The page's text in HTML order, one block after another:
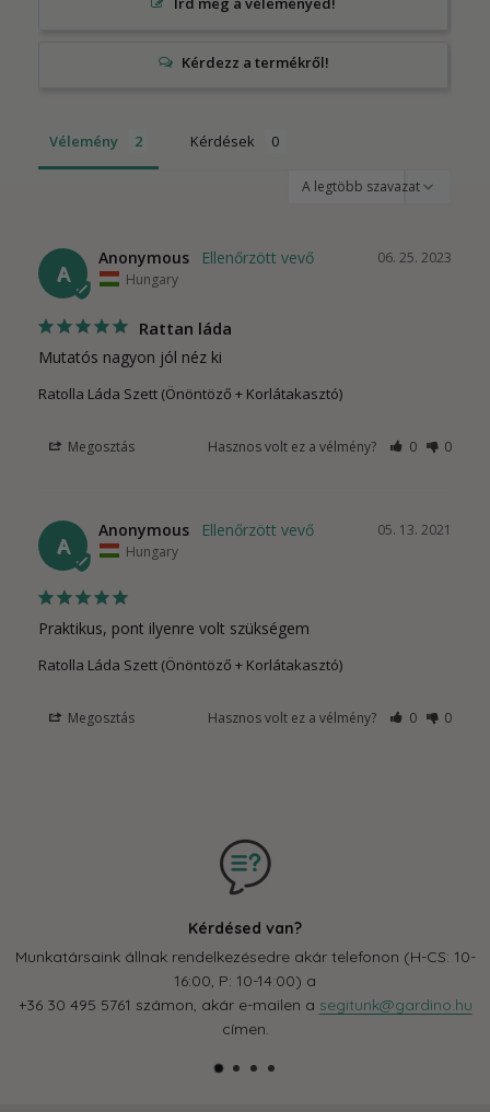
Vélemény Kérdések
A
06. 25. 2023
Anonymous
Hungary
Rattan láda
Mutatós nagyon jól néz ki
Ratolla Láda Szett (Önöntöző + Korlátakasztó)
Megosztás Hasznos volt ez a vélmény? 0 0
A
05. 13. 2021
Anonymous
Hungary
Praktikus, pont ilyenre volt szükségem
Ratolla Láda Szett (Önöntöző + Korlátakasztó)
Megosztás Hasznos volt ez a vélmény? 0 0
Kérdésed van?
Munkatársaink állnak rendelkezésedre akár telefonon (H-CS: 10-
16:00, P: 10-14:00) a
+36 30 495 5761 számon, akár e-mailen a segitunk@gardino.hu
címen.